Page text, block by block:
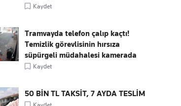
Kaydet
Tramvayda telefon çalıp kaçtı!
Temizlik görevlisinin hırsıza
süpürgeli müdahalesi kamerada
Kaydet
50 BİN TL TAKSİT, 7 AYDA TESLİM